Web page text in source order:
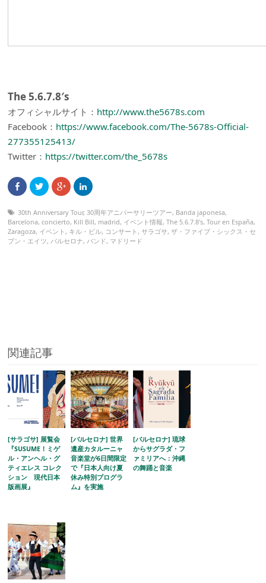
The 5.6.7.8′s
オフィシャルサイト： http://www.the5678s.com
Facebook： https://www.facebook.com/The-5678s-Official-
277355125413/
Twitter： https://twitter.com/the_5678s
30th Anniversary Tour,30周年アニバーサリーツアー, Banda japonesa,
Barcelona,concierto, Kill Bill, madrid, イベント情報,The 5.6.7.8's,Tour en España,
Zaragoza, イベント, キル・ビル, コンサート, サラゴサ,ザ・ファイブ・シックス・セ
ブン・エイツ,バルセロナ,バンド, マドリード
関連記事
[サラゴサ] 展覧会
『SUSUME！ミゲ
ル・アンヘル・グ
ティエレス コレク
ション 現代日本
版画展』
[バルセロナ] 世界
遺産カタルーニャ
音楽堂が6日間限定
で『日本人向け夏
休み特別プログラ
ム』を実施
[バルセロナ] 琉球
からサグラダ・フ
ァミリアへ：沖縄
の舞踊と音楽